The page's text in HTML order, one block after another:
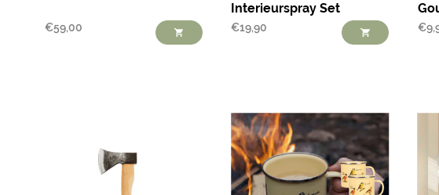
€59,00
Interieurspray Set
€19,90 €